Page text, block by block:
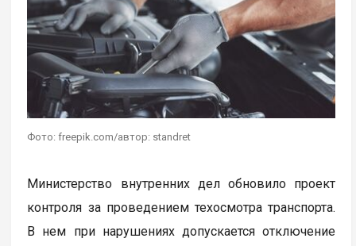
Фото: freepik.com/автор: standret
Министерство внутренних дел обновило проект
контроля за проведением техосмотра транспорта.
В нем при нарушениях допускается отключение